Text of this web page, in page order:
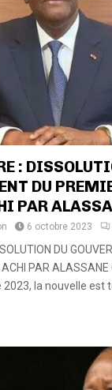
:
DU
PAR
6 octobre 2023
DU
ACHI PAR
la nouvelle est